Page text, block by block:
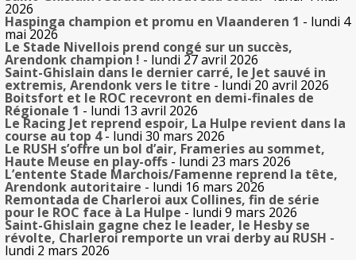
2026
Haspinga champion et promu en Vlaanderen 1 - lundi 4
mai 2026
Le Stade Nivellois prend congé sur un succès,
Arendonk champion ! - lundi 27 avril 2026
Saint-Ghislain dans le dernier carré, le Jet sauvé in
extremis, Arendonk vers le titre - lundi 20 avril 2026
Boitsfort et le ROC recevront en demi-finales de
Régionale 1 - lundi 13 avril 2026
Le Racing Jet reprend espoir, La Hulpe revient dans la
course au top 4- lundi 30 mars 2026
Le RUSH s’offre un bol d’air, Frameries au sommet,
Haute Meuse en play-offs - lundi 23 mars 2026
L’entente Stade Marchois/Famenne reprend la tête,
Arendonk autoritaire - lundi 16 mars 2026
Remontada de Charleroi aux Collines, fin de série
pour le ROC face à La Hulpe - lundi 9 mars 2026
Saint-Ghislain gagne chez le leader, le Hesby se
révolte, Charleroi remporte un vrai derby au RUSH -
lundi 2 mars 2026